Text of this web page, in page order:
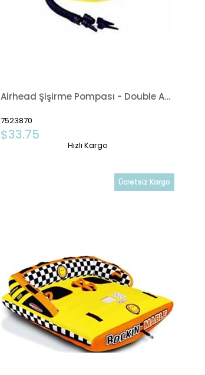
Airhead Şişirme Pompası - Double Action -
7523870
$33.75
Hızlı Kargo
Ücretsiz Kargo